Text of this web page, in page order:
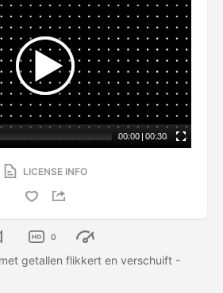
00:00 | 00:30
LICENSE INFO
0
getallen flikkert en verschuift -